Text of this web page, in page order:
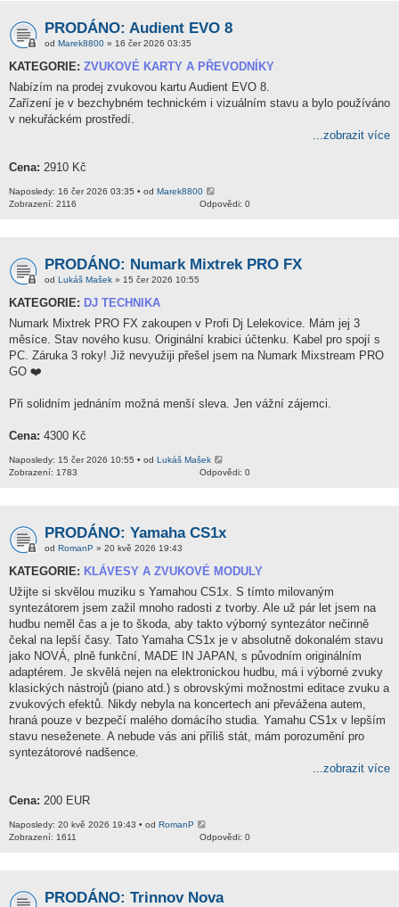
PRODÁNO: Audient EVO 8
od Marek8800 » 16 čer 2026 03:35
KATEGORIE: ZVUKOVÉ KARTY A PŘEVODNÍKY
Nabízím na prodej zvukovou kartu Audient EVO 8.
Zařízení je v bezchybném technickém i vizuálním stavu a bylo používáno
v nekuřáckém prostředí.
...zobrazit více
Cena: 2910 Kč
Naposledy: 16 čer 2026 03:35 • od Marek8800
Odpovědi: 0
Zobrazení: 2116
PRODÁNO: Numark Mixtrek PRO FX
od Lukáš Mašek » 15 čer 2026 10:55
KATEGORIE: DJ TECHNIKA
Numark Mixtrek PRO FX zakoupen v Profi Dj Lelekovice. Mám jej 3
měsíce. Stav nového kusu. Originální krabici účtenku. Kabel pro spojí s
PC. Záruka 3 roky! Již nevyužiji přešel jsem na Numark Mixstream PRO
GO ❤️
Při solidním jednáním možná menší sleva. Jen vážní zájemci.
Cena: 4300 Kč
Naposledy: 15 čer 2026 10:55 • od Lukáš Mašek
Odpovědi: 0
Zobrazení: 1783
PRODÁNO: Yamaha CS1x
od RomanP » 20 kvě 2026 19:43
KATEGORIE: KLÁVESY A ZVUKOVÉ MODULY
Užijte si skvělou muziku s Yamahou CS1x. S tímto milovaným
syntezátorem jsem zažil mnoho radosti z tvorby. Ale už pár let jsem na
hudbu neměl čas a je to škoda, aby takto výborný syntezátor nečinně
čekal na lepší časy. Tato Yamaha CS1x je v absolutně dokonalém stavu
jako NOVÁ, plně funkční, MADE IN JAPAN, s původním originálním
adaptérem. Je skvělá nejen na elektronickou hudbu, má i výborné zvuky
klasických nástrojů (piano atd.) s obrovskými možnostmi editace zvuku a
zvukových efektů. Nikdy nebyla na koncertech ani převážena autem,
hraná pouze v bezpečí malého domácího studia. Yamahu CS1x v lepším
stavu neseženete. A nebude vás ani příliš stát, mám porozumění pro
syntezátorové nadšence.
...zobrazit více
Cena: 200 EUR
Naposledy: 20 kvě 2026 19:43 • od RomanP
Odpovědi: 0
Zobrazení: 1611
PRODÁNO: Trinnov Nova